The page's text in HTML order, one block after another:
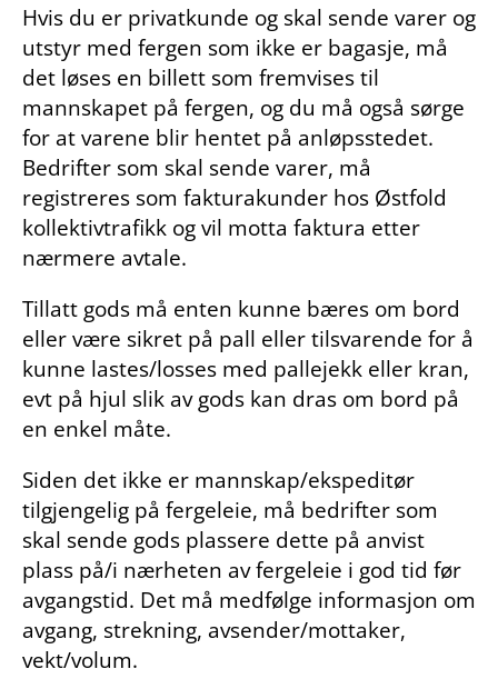
Hvis du er privatkunde og skal sende varer og
utstyr med fergen som ikke er bagasje, må
det løses en billett som fremvises til
mannskapet på fergen, og du må også sørge
for at varene blir hentet på anløpsstedet.
Bedrifter som skal sende varer, må
registreres som fakturakunder hos Østfold
kollektivtrafikk og vil motta faktura etter
nærmere avtale.
Tillatt gods må enten kunne bæres om bord
eller være sikret på pall eller tilsvarende for å
kunne lastes/losses med pallejekk eller kran,
evt på hjul slik av gods kan dras om bord på
en enkel måte.
Siden det ikke er mannskap/ekspeditør
tilgjengelig på fergeleie, må bedrifter som
skal sende gods plassere dette på anvist
plass på/i nærheten av fergeleie i god tid før
avgangstid. Det må medfølge informasjon om
avgang, strekning, avsender/mottaker,
vekt/volum.